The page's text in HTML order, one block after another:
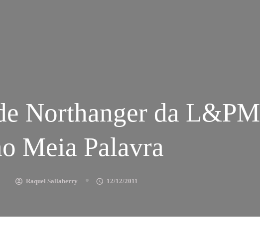
Northanger da L&PM
Meia Palavra
Raquel Sallaberry 12/12/2011